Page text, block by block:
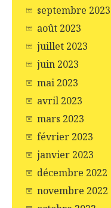
septembre 2023
août 2023
juillet 2023
juin 2023
mai 2023
avril 2023
mars 2023
février 2023
janvier 2023
décembre 2022
novembre 2022